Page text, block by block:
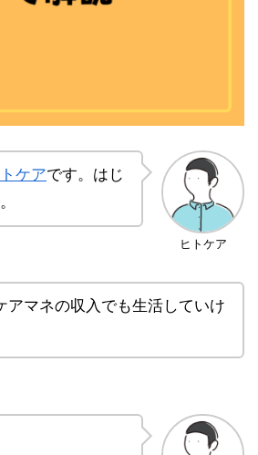
ヒトケア
ケアです。はじ
マネの収入でも生活していけ